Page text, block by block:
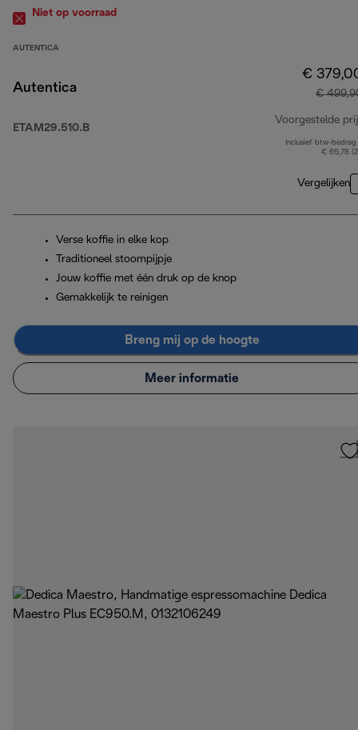
Niet op voorraad
AUTENTICA
Autentica
ETAM29.510.B
€
€
Voorgestelde
Inclusief btw-bedrag
€ 65,78
Vergelijken
Verse koffie in elke kop
Traditioneel stoompijpje
Jouw koffie met één druk op de knop
Gemakkelijk te reinigen
Breng mij op de hoogte
Meer informatie